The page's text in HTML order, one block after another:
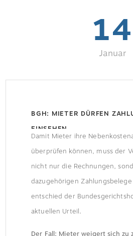
14
Januar
BGH: MIETER DÜRFEN
EINSEHEN
Damit Mieter ihre
überprüfen können, muss der
nicht nur die Rechnungen,
dazugehörigen
entschied der
aktuellen Urteil.
Der Fall: Mieter weigert sich zu